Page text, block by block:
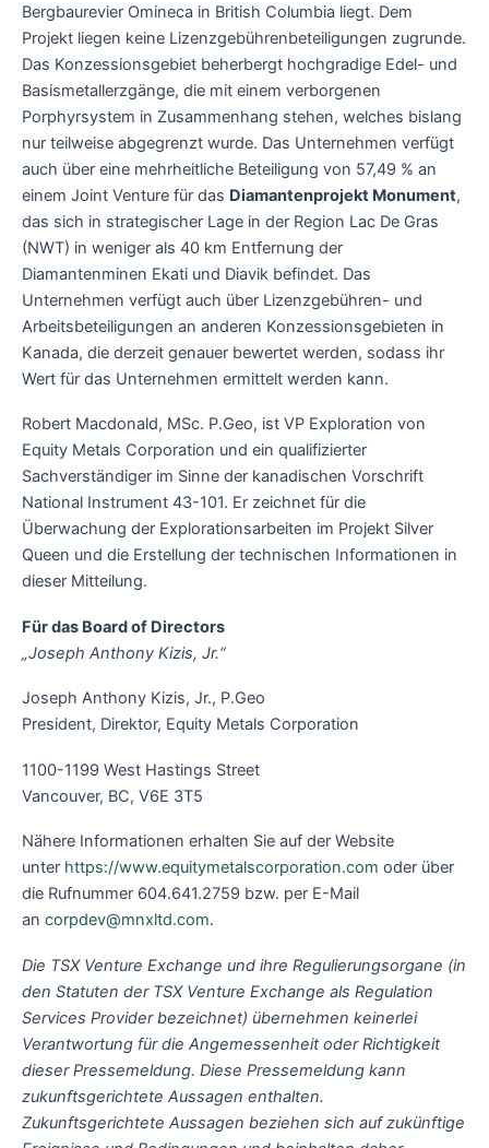
Bergbaurevier Omineca in British Columbia liegt. Dem
Projekt liegen keine Lizenzgebührenbeteiligungen zugrunde.
Das Konzessionsgebiet beherbergt hochgradige Edel- und
Basismetallerzgänge, die mit einem verborgenen
Porphyrsystem in Zusammenhang stehen, welches bislang
nur teilweise abgegrenzt wurde. Das Unternehmen verfügt
auch über eine mehrheitliche Beteiligung von 57,49 % an
einem Joint Venture für das Diamantenprojekt Monument,
das sich in strategischer Lage in der Region Lac De Gras
(NWT) in weniger als 40 km Entfernung der
Diamantenminen Ekati und Diavik befindet. Das
Unternehmen verfügt auch über Lizenzgebühren- und
Arbeitsbeteiligungen an anderen Konzessionsgebieten in
Kanada, die derzeit genauer bewertet werden, sodass ihr
Wert für das Unternehmen ermittelt werden kann.
Robert Macdonald, MSc. P.Geo, ist VP Exploration von
Equity Metals Corporation und ein qualifizierter
Sachverständiger im Sinne der kanadischen Vorschrift
National Instrument 43-101. Er zeichnet für die
Überwachung der Explorationsarbeiten im Projekt Silver
Queen und die Erstellung der technischen Informationen in
dieser Mitteilung.
Für das Board of Directors
„Joseph Anthony Kizis, Jr.“
Joseph Anthony Kizis, Jr., P.Geo
President, Direktor, Equity Metals Corporation
1100-1199 West Hastings Street
Vancouver, BC, V6E 3T5
Nähere Informationen erhalten Sie auf der Website
unter https://www.equitymetalscorporation.com oder über
die Rufnummer 604.641.2759 bzw. per E-Mail
an corpdev@mnxltd.com.
Die TSX Venture Exchange und ihre Regulierungsorgane (in
den Statuten der TSX Venture Exchange als Regulation
Services Provider bezeichnet) übernehmen keinerlei
Verantwortung für die Angemessenheit oder Richtigkeit
dieser Pressemeldung. Diese Pressemeldung kann
zukunftsgerichtete Aussagen enthalten.
Zukunftsgerichtete Aussagen beziehen sich auf zukünftige